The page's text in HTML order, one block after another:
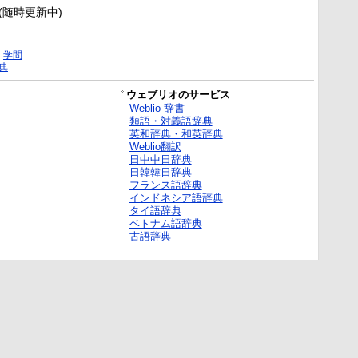
時更新中)
学問
ウェブリオのサービス
Weblio 辞書
類語・対義語辞典
英和辞典・和英辞典
Weblio翻訳
日中中日辞典
日韓韓日辞典
フランス語辞典
インドネシア語辞典
タイ語辞典
ベトナム語辞典
古語辞典